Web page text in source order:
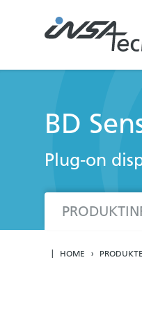
BD
Plug-on
HOME